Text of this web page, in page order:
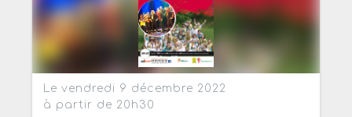
Le vendredi 9 décembre 2022
à partir de 20h30